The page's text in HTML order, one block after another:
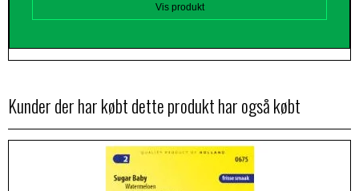
Vis produkt
Kunder der har købt dette produkt har også købt